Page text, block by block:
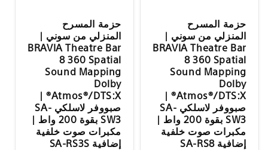
حزمة المسرح
المنزلي من سوني |
BRAVIA Theatre Bar
8 360 Spatial
Sound Mapping
Dolby
Atmos®/DTS:X® |
صبووفر لاسلكي SA-
SW3 بقوة 200 واط |
مكبرات صوت خلفية
إضافية SA-RS8
حزمة المسرح
المنزلي من سوني |
BRAVIA Theatre Bar
8 360 Spatial
Sound Mapping
Dolby
Atmos®/DTS:X® |
صبووفر لاسلكي SA-
SW3 بقوة 200 واط |
مكبرات صوت خلفية
إضافية SA-RS3S